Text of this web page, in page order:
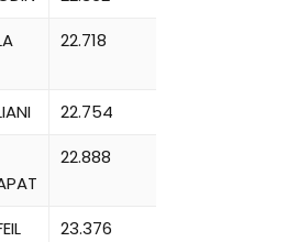
22.718
22.754
22.888
23.376